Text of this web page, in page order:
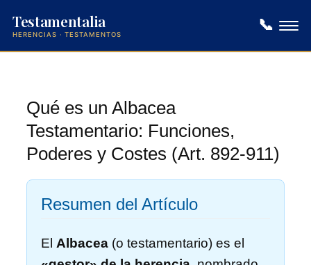
Testamentalia
HERENCIAS · TESTAMENTOS
📞
contenido
Qué es un Albacea
Testamentario: Funciones,
Poderes y Costes (Art. 892-911)
Resumen del Artículo
El Albacea (o testamentario) es el